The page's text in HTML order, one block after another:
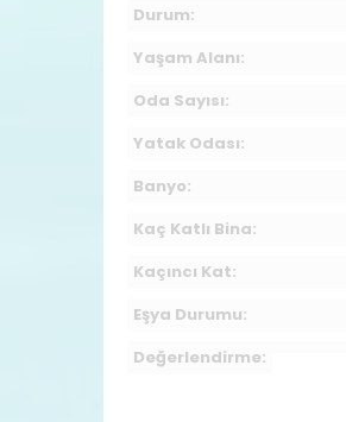
Durum:
Yaşam Alanı:
Oda Sayısı:
Yatak Odası:
Banyo:
Kaç Katlı Bina:
Kaçıncı Kat:
Eşya Durumu:
Değerlendirme: